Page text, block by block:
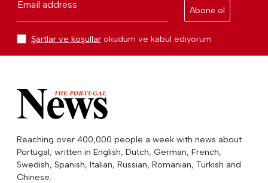
Email address
Abone ol
Şartlar ve koşullar okudum ve kabul ediyorum
Reaching over 400,000 people a week with news about
Portugal, written in English, Dutch, German, French,
Swedish, Spanish, Italian, Russian, Romanian, Turkish and
Chinese.